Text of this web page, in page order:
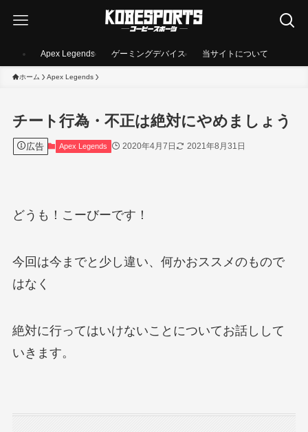
Apex Legends ゲーミングデバイス 当サイトについて
ホーム Apex Legends
チート行為・不正は絶対にやめましょう
広告 Apex Legends 2020年4月7日 2021年8月31日
どうも！こーびーです！
今回は今までと少し違い、何かおススメのもので
はなく
絶対に行ってはいけないことについてお話しして
いきます。